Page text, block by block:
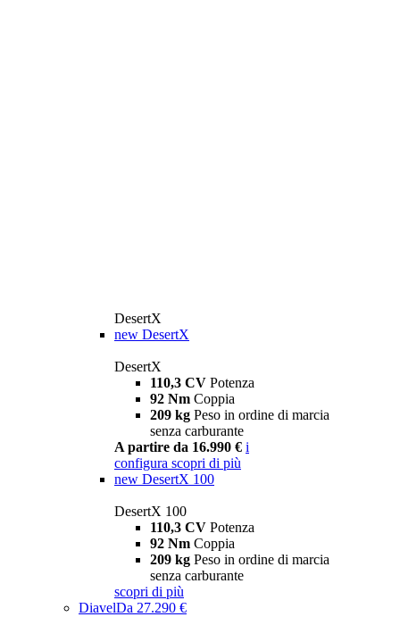
DesertX
new DesertX
DesertX
110,3 CV Potenza
92 Nm Coppia
209 kg Peso in ordine di marcia
senza carburante
A partire da 16.990 € i
configura scopri di più
new DesertX 100
DesertX 100
110,3 CV Potenza
92 Nm Coppia
209 kg Peso in ordine di marcia
senza carburante
scopri di più
DiavelDa 27.290 €